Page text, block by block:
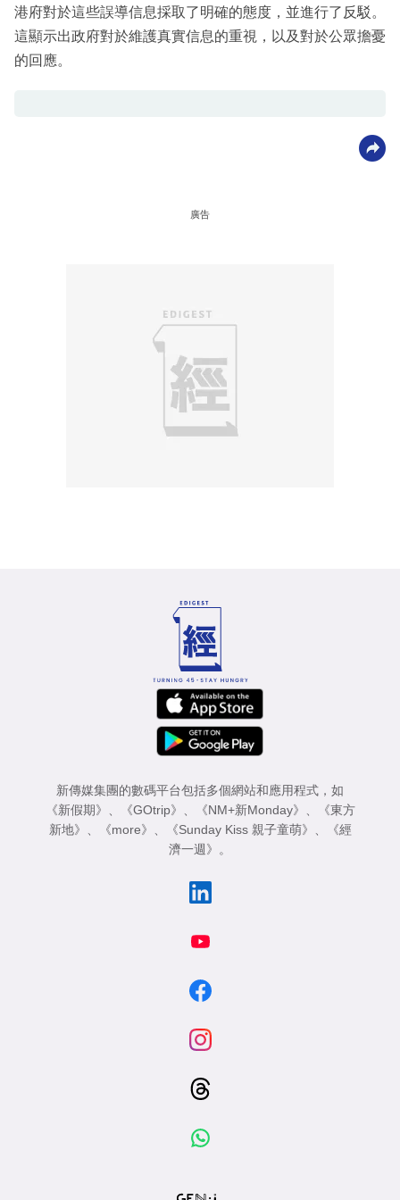
港府對於這些誤導信息採取了明確的態度，並進行了反駁。
這顯示出政府對於維護真實信息的重視，以及對於公眾擔憂
的回應。
廣告
新傳媒集團的數碼平台包括多個網站和應用程式，如
《新假期》
《GOtrip》 《NM+新Monday》
《東方
新地》
《more》 《Sunday Kiss 親子童萌》
《經
濟一週》
。